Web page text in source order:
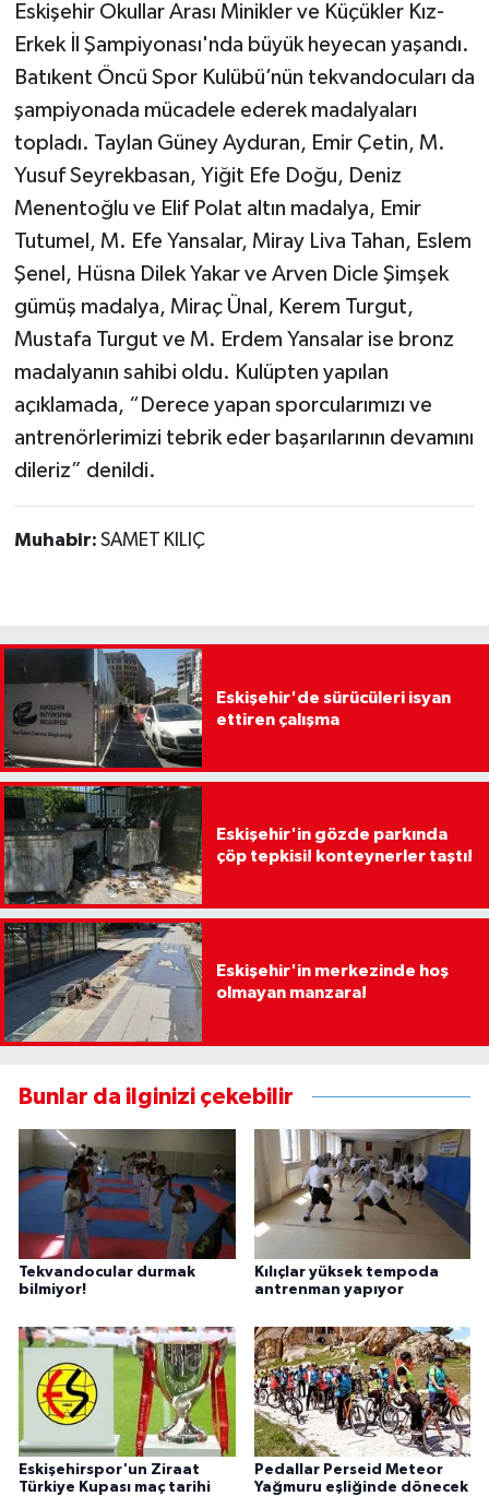
Eskişehir Okullar Arası Minikler ve Küçükler Kız-
Erkek İl Şampiyonası'nda büyük heyecan yaşandı.
Batıkent Öncü Spor Kulübü’nün tekvandocuları da
şampiyonada mücadele ederek madalyaları
topladı. Taylan Güney Ayduran, Emir Çetin, M.
Yusuf Seyrekbasan, Yiğit Efe Doğu, Deniz
Menentoğlu ve Elif Polat altın madalya, Emir
Tutumel, M. Efe Yansalar, Miray Liva Tahan, Eslem
Şenel, Hüsna Dilek Yakar ve Arven Dicle Şimşek
gümüş madalya, Miraç Ünal, Kerem Turgut,
Mustafa Turgut ve M. Erdem Yansalar ise bronz
madalyanın sahibi oldu. Kulüpten yapılan
açıklamada, “Derece yapan sporcularımızı ve
antrenörlerimizi tebrik eder başarılarının devamını
dileriz” denildi.
Muhabir: SAMET KILIÇ
Eskişehir'de sürücüleri isyan
ettiren çalışma
Eskişehir'in gözde parkında
çöp tepkisi! konteynerler taştı!
Eskişehir'in merkezinde hoş
olmayan manzara!
Bunlar da ilginizi çekebilir
Tekvandocular durmak
bilmiyor!
Kılıçlar yüksek tempoda
antrenman yapıyor
Eskişehirspor'un Ziraat
Türkiye Kupası maç tarihi
Pedallar Perseid Meteor
Yağmuru eşliğinde dönecek